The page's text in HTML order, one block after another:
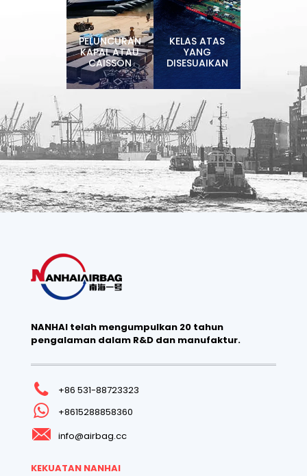
PELUNCURAN
KAPAL ATAU
CAISSON
KELAS ATAS
YANG
DISESUAIKAN
NANHAI telah mengumpulkan 20 tahun
pengalaman dalam R&D dan manufaktur.
+86 531-88723323
+8615288858360
info@airbag.cc
KEKUATAN NANHAI